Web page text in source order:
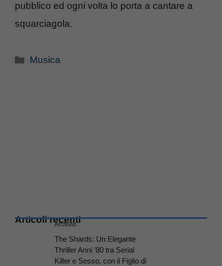
pubblico ed ogni volta lo porta a cantare a
squarciagola.
Categorie
Musica
Articoli recenti
Archivio
The Shards: Un Elegante
Thriller Anni ’80 tra Serial
Killer e Sesso, con il Figlio di